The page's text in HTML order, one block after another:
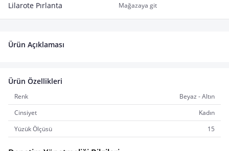
Lilarote Pırlanta Mağazaya git
Ürün Açıklaması
Ürün Özellikleri
Renk
Beyaz - Altın
Cinsiyet
Kadın
Yüzük Ölçüsü
15